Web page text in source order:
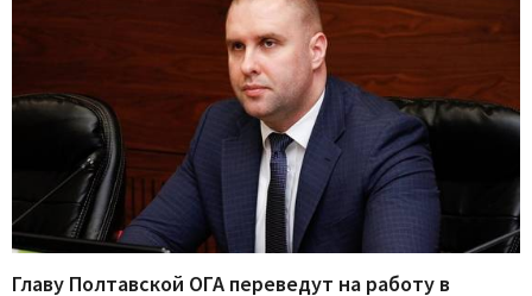
Главу Полтавской ОГА переведут на работу в